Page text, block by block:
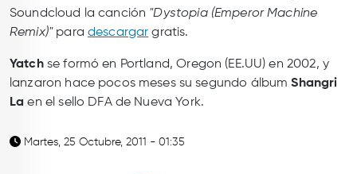
Soundcloud la canción "Dystopia (Emperor Machine
Remix)" para descargar gratis.
Yatch se formó en Portland, Oregon (EE.UU) en 2002, y
lanzaron hace pocos meses su segundo álbumShangri
Laen el sello DFA de Nueva York.
Martes, 25 Octubre, 2011 - 01:35